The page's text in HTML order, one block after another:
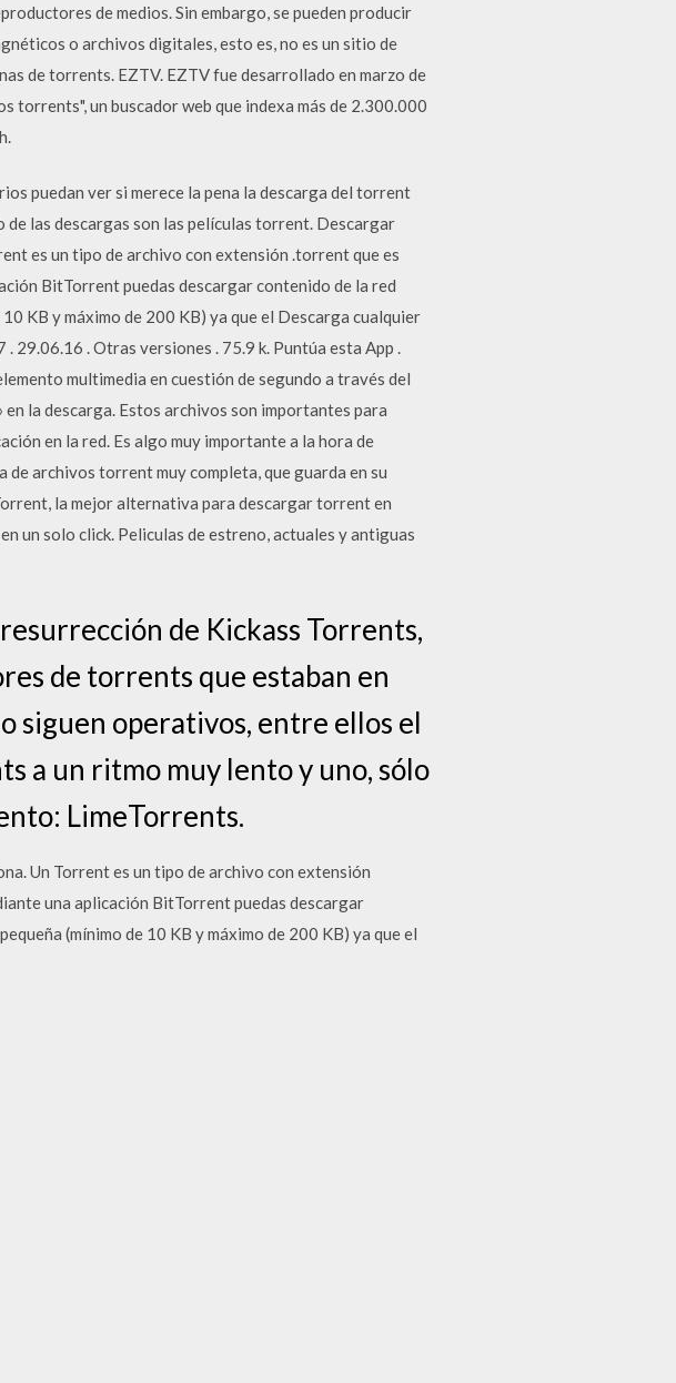
de medios. Sin embargo, se pueden producir
o archivos digitales, esto es, no es un sitio de
de torrents. EZTV. EZTV fue desarrollado en marzo de
torrents", un buscador web que indexa más de 2.300.000
puedan ver si merece la pena la descarga del torrent
las descargas son las películas torrent. Descargar
es un tipo de archivo con extensión .torrent que es
BitTorrent puedas descargar contenido de la red
KB y máximo de 200 KB) ya que el Descarga cualquier
29.06.16 . Otras versiones . 75.9 k. Puntúa esta App .
multimedia en cuestión de segundo a través del
la descarga. Estos archivos son importantes para
en la red. Es algo muy importante a la hora de
archivos torrent muy completa, que guarda en su
la mejor alternativa para descargar torrent en
un solo click. Peliculas de estreno, actuales y antiguas
de Kickass Torrents,
de torrents que estaban en
siguen operativos, entre ellos el
a un ritmo muy lento y uno, sólo
LimeTorrents.
Un Torrent es un tipo de archivo con extensión
una aplicación BitTorrent puedas descargar
(mínimo de 10 KB y máximo de 200 KB) ya que el